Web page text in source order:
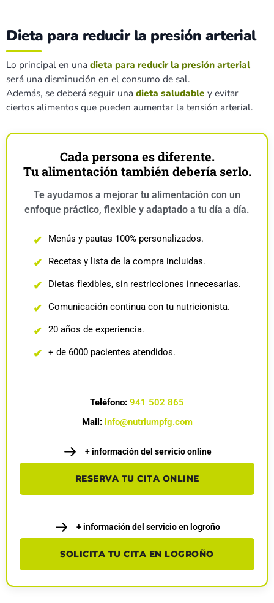
Dieta para reducir la presión arterial
Lo principal en una dieta para reducir la presión arterial
será una disminución en el consumo de sal.
Además, se deberá seguir una dieta saludable y evitar
ciertos alimentos que pueden aumentar la tensión arterial.
Cada persona es diferente.
Tu alimentación también debería serlo.
Te ayudamos a mejorar tu alimentación con un
enfoque práctico, flexible y adaptado a tu día a día.
✔ Menús y pautas 100% personalizados.
✔ Recetas y lista de la compra incluidas.
✔ Dietas flexibles, sin restricciones innecesarias.
✔ Comunicación continua con tu nutricionista.
✔ 20 años de experiencia.
✔ + de 6000 pacientes atendidos.
Teléfono: 941 502 865
Mail: info@nutriumpfg.com
+ información del servicio online
RESERVA TU CITA ONLINE
+ información del servicio en logroño
SOLICITA TU CITA EN LOGROÑO